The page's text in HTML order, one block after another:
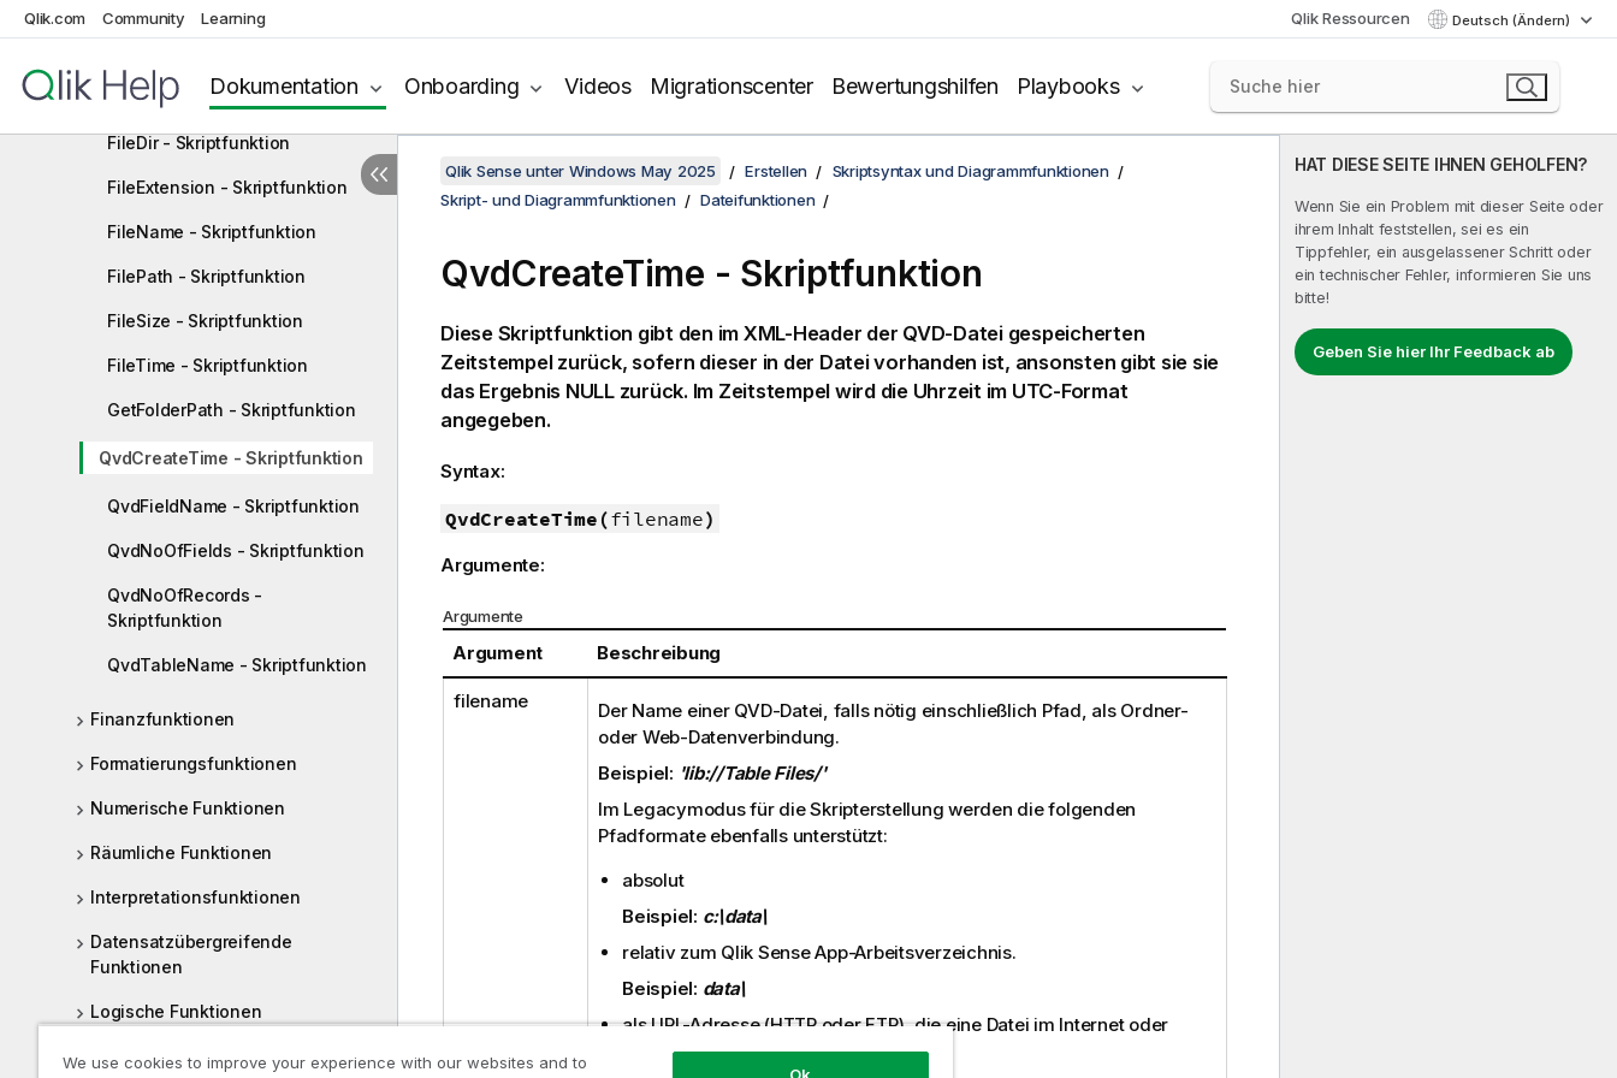
Qlik.com Community Learning Qlik Ressourcen Deutsch (Ändern)
Dokumentation Onboarding Videos Migrationscenter Bewertungshilfen Playbooks
Attribute - Skriptfunktion
FileBaseName - Skriptfunktion
FileDir - Skriptfunktion
FileExtension - Skriptfunktion
FileName - Skriptfunktion
FilePath - Skriptfunktion
FileSize - Skriptfunktion
FileTime - Skriptfunktion
GetFolderPath - Skriptfunktion
QvdCreateTime - Skriptfunktion
QvdFieldName - Skriptfunktion
QvdNoOfFields - Skriptfunktion
QvdNoOfRecords -
Skriptfunktion
QvdTableName - Skriptfunktion
Finanzfunktionen
Formatierungsfunktionen
Numerische Funktionen
Räumliche Funktionen
Interpretationsfunktionen
Datensatzübergreifende
Funktionen
Logische Funktionen
Mapping-Funktionen
HAT DIESE SEITE IHNEN GEHOLFEN?
Wenn Sie ein Problem mit dieser Seite oder
ihrem Inhalt feststellen, sei es ein
Tippfehler, ein ausgelassener Schritt oder
ein technischer Fehler, informieren Sie uns
bitte!
Geben Sie hier Ihr Feedback ab
Qlik Sense unter Windows May 2025 Erstellen
Skriptsyntax und Diagrammfunktionen
Skript- und Diagrammfunktionen
Dateifunktionen
QvdCreateTime - Skriptfunktion
Diese Skriptfunktion gibt den im XML-Header der QVD-Datei gespeicherten
Zeitstempel zurück, sofern dieser in der Datei vorhanden ist, ansonsten gibt sie sie
das Ergebnis NULLzurück. Im Zeitstempel wird die Uhrzeit im UTC-Format
angegeben.
Syntax:
QvdCreateTime(filename)
Argumente:
Argumente
Argument Beschreibung
filename Der Name einer QVD-Datei, falls nötig einschließlich Pfad, als Ordner-
oder Web-Datenverbindung.
Beispiel: 'lib://Table Files/'
Im Legacymodus für die Skripterstellung werden die folgenden
Pfadformate ebenfalls unterstützt:
absolut
Beispiel: c:\data\
relativ zum Qlik SenseApp-Arbeitsverzeichnis.
Beispiel: data\
als URL-Adresse (HTTPoderFTP), die eine Datei im Internet oder
Intranet lokalisiert.
We use cookies to improve your experience with our websites and to